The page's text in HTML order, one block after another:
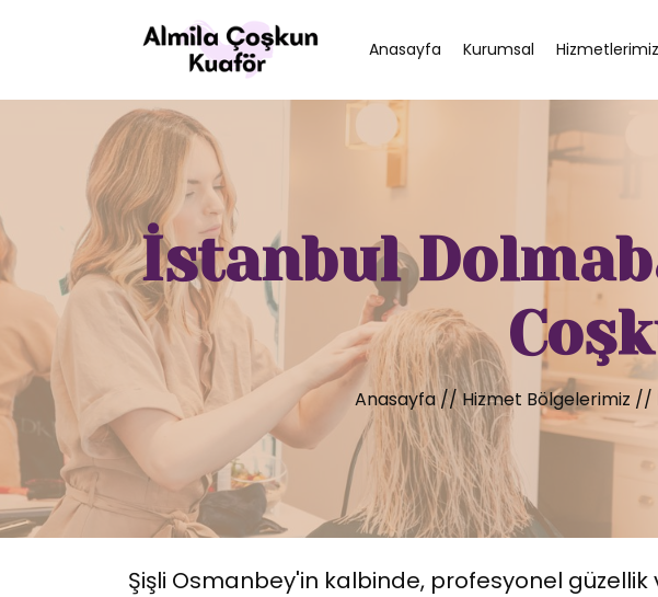
Anasayfa Kurumsal Hizmetlerimiz
İstanbul
Anasayfa//Hizmet Bölgelerimiz //
Şişli Osmanbey'in kalbinde, profesyonel